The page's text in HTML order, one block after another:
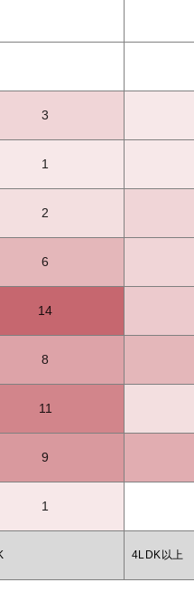
3
1
2
6
14
8
11
9
1
4LDK以上